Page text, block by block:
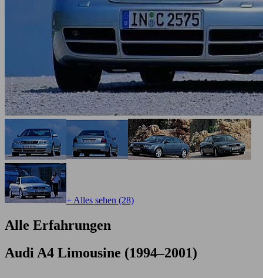
+ Alles sehen (28)
Alle Erfahrungen
Audi A4 Limousine (1994–2001)